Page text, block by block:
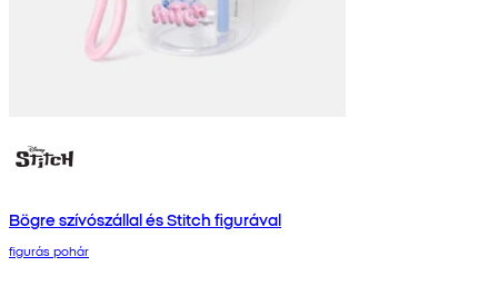
Bögre szívószállal és Stitch figurával
figurás pohár